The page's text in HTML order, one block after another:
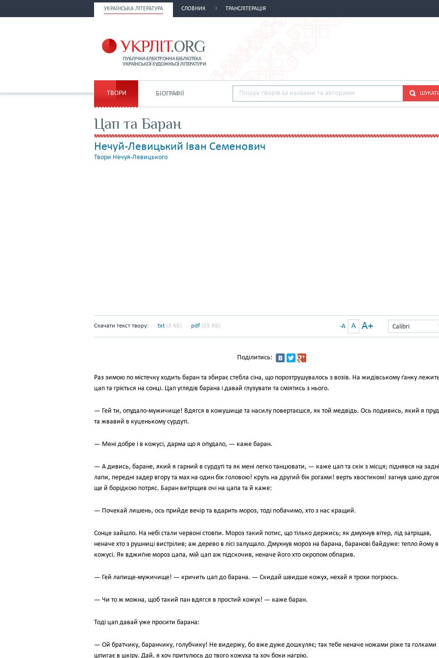
УКРАЇНСЬКА ЛІТЕРАТУРА СЛОВНИК ТРАНСЛІТЕРАЦІЯ
ТВОРИ БІОГРАФІЇ
Цап та Баран
Нечуй-Левицький Іван Семенович
Твори Нечуя-Левицького
Скачати текст твору: txt (3 КБ) pdf (55 КБ) Calibri
-A A A+
Поділитись:
Раз зимою по містечку ходить баран та збирає стебла сіна, що порозтрушувалось з возів. На жидівському ґанку
цап та гріється на сонці. Цап углядів барана і давай глузувати та сміятись з нього.
— Гей ти, опудало-мужичище! Вдягся в кожушище та насилу повертаєшся, як той медвідь. Ось подивись, який я
та жвавий в куценькому сурдуті.
— Мені добре і в кожусі, дарма що я опудало, — каже баран.
— А дивись, баране, який я гарний в сурдуті та як мені легко танцювати, — каже цап та скік з місця; піднявся на задні
лапи, передні задер вгору та мах на один бік головою! круть на другий бік рогами! верть хвостиком! загнув шию
ще й борідкою потряс. Баран витріщив очі на цапа та й каже:
— Почекай лишень, ось прийде вечір та вдарить мороз, тоді побачимо, хто з нас кращий.
Сонце зайшло. На небі стали червоні стовпи. Мороз такий потис, що тілько держись; як дмухнув вітер, лід затріщав,
неначе хто з рушниці вистрілив; аж дерево в лісі залущало. Дмухнув мороз на барана, баранові байдуже: тепло йому в
кожусі. Як вджиґне мороз цапа, мій цап аж підскочив, неначе його хто окропом обпарив.
— Гей лапище-мужичище! — кричить цап до барана. — Скидай швидше кожух, нехай я трохи погріюсь.
— Чи то ж можна, щоб такий пан вдягся в простий кожух! — каже баран.
Тоді цап давай уже просити барана:
— Ой братчику, баранчику, голубчику! Не видержу, бо вже дуже дошкуляє; так тебе неначе ножами ріже та голками
шпигає в шкіру. Дай, я хоч притулюсь до твого кожуха та хоч боки нагрію.